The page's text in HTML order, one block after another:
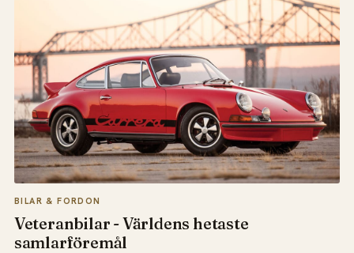
BILAR & FORDON
Veteranbilar - Världens hetaste
samlarföremål